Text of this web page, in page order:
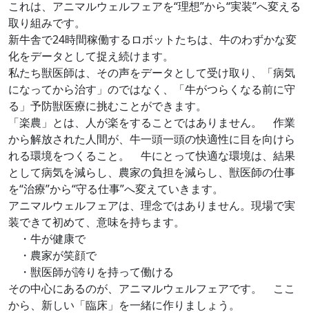
これは、アニマルウェルフェアを“理想”から“実装”へ変える
取り組みです。
新牛舎で24時間稼働するロボットたちは、牛のわずかな変
化をデータとして捉え続けます。
私たち獣医師は、その声をデータとして受け取り、「病気
になってから治す」のではなく、「牛がつらくなる前に守
る」予防獣医療に挑むことができます。
「楽農」とは、人が楽をすることではありません。 作業
から解放された人間が、牛一頭一頭の快適性に目を向けら
れる環境をつくること。 牛にとって快適な環境は、結果
として病気を減らし、農家の負担を減らし、獣医師の仕事
を“治療”から“守る仕事”へ変えていきます。
アニマルウェルフェアは、理念ではありません。現場で実
装できて初めて、意味を持ちます。
・牛が健康で
・農家が笑顔で
・獣医師が誇りを持って働ける
その中心にあるのが、アニマルウェルフェアです。 ここ
から、新しい「臨床」を一緒に作りましょう。